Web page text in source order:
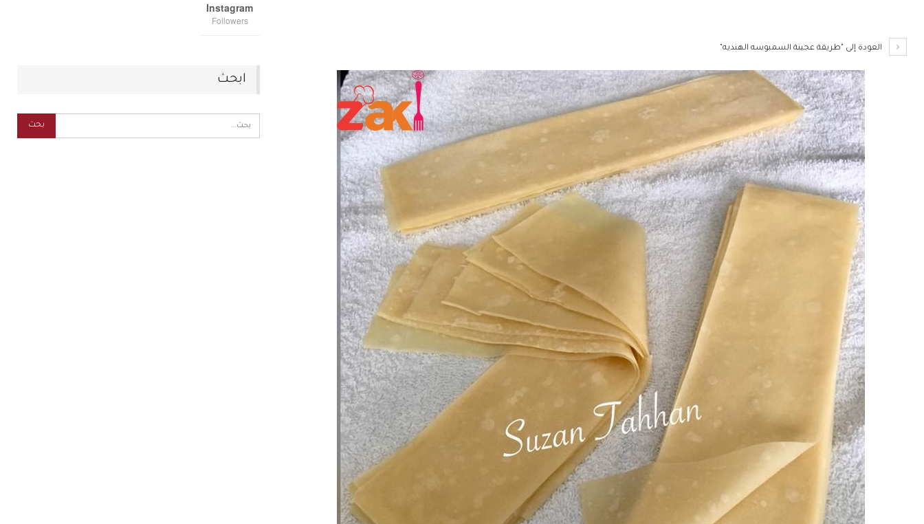
العودة إلى "طريقة عجينة السمبوسه الهنديه"
Instagram
Followers
ابحث